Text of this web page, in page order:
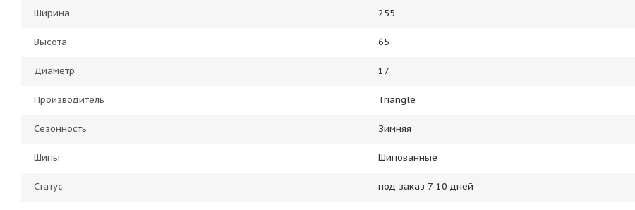
Ширина 255
Высота 65
Диаметр 17
Производитель Triangle
Сезонность Зимняя
Шипы Шипованные
Статус под заказ 7-10 дней